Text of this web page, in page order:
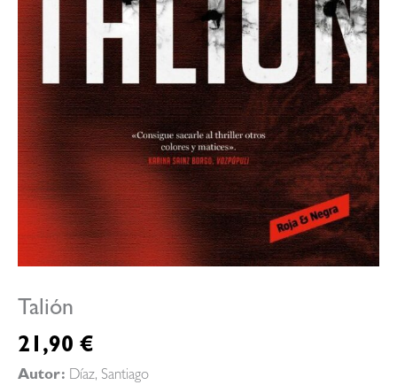
Talión
21,90 €
Autor: Díaz, Santiago